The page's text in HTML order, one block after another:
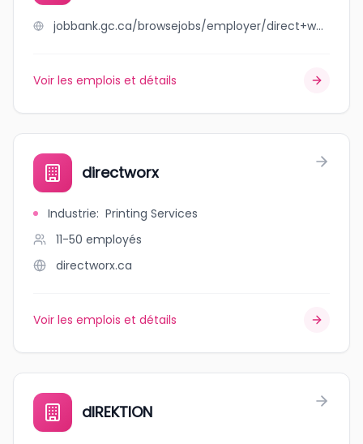
jobbank.gc.ca/browsejobs/employer/direct+workwear+ltd./ca
Voir les emplois et détails
directworx
Industrie: Printing Services
11-50 employés
directworx.ca
Voir les emplois et détails
dIREKTION